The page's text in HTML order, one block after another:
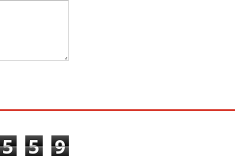
5 5 9